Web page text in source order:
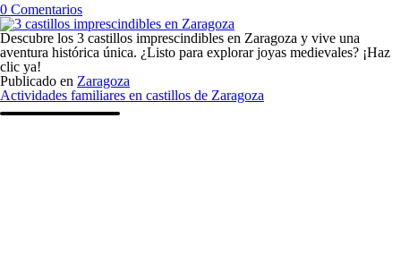
0 Comentariosen
3
castillos
imprescindibles
Zaragoza
Descubre los 3 castillos imprescindibles en Zaragoza y vive una
aventura histórica única. ¿Listo para explorar joyas medievales? ¡Haz
clic ya!
Publicado en Zaragoza
Actividades familiares en castillos de Zaragoza